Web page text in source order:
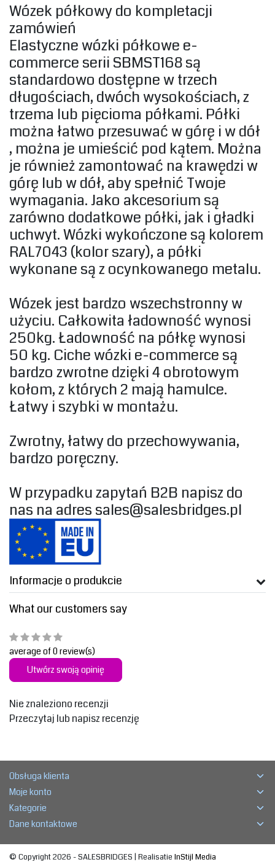
‎Wózek półkowy do kompletacji
zamówień‎
Elastyczne wózki półkowe e-
commerce serii SBMST168 są
standardowo dostępne w trzech
długościach, dwóch wysokościach, z
trzema lub pięcioma półkami. Półki
można łatwo przesuwać w górę i w dół
, można je umieścić pod kątem. Można
je również zamontować na krawędzi w
górę lub w dół, aby spełnić Twoje
wymagania. Jako akcesorium są
zarówno dodatkowe półki, jak i gładki
uchwyt. Wózki wykończone są kolorem
RAL7043 (kolor szary), a półki
wykonane są z ocynkowanego metalu.‎
Wózek jest bardzo wszechstronny w
użyciu. Całkowita ładowność wynosi
250kg. Ładowność na półkę wynosi
50 kg. Ciche wózki e-commerce są
bardzo zwrotne dzięki 4 obrotowym
kołom, z których 2 mają hamulce.
Łatwy i szybki w montażu.‎
‎Zwrotny, łatwy do przechowywania,
bardzo poręczny.‎
‎W przypadku zapytań B2B napisz do
nas na adres sales@salesbridges.pl
Informacje o produkcie
What our customers say
average of 0 review(s)
Utwórz swoją opinię
Nie znaleziono recenzji
Przeczytaj lub napisz recenzję
Obsługa klienta
Moje konto
Kategorie
Dane kontaktowe
© Copyright 2026 - SALESBRIDGES | Realisatie InStijl Media